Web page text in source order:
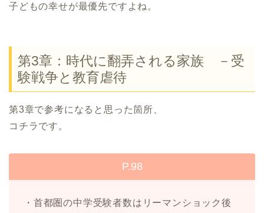
子どもの幸せが最優先ですよね。
第3章：時代に翻弄される家族 －受
験戦争と教育虐待
第3章で参考になると思った箇所、
コチラです。
P.98
・首都圏の中学受験者数はリーマンショック後